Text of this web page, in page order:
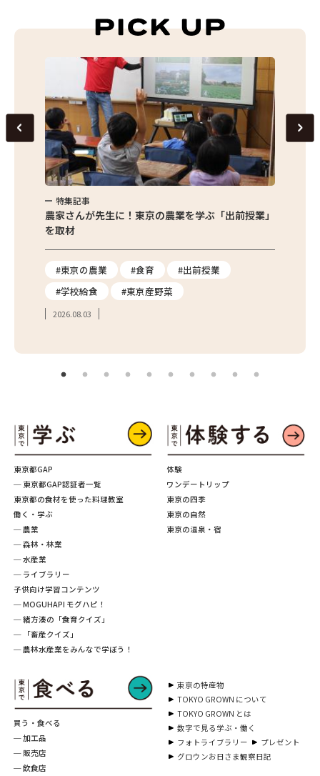
特集記事
農家さんが先生に！東京の農業を学ぶ「出前授業」
を取材
#東京の農業 #食育
#出前授業
#学校給食
#東京産野菜
2026.08.03
東京都GAP
─ 東京都GAP認証者一覧
東京都の食材を使った料理教室
働く・学ぶ
─ 農業
─ 森林・林業
─ 水産業
─ ライブラリー
子供向け学習コンテンツ
─ MOGUHAPI モグハピ！
─ 緒方湊の「食育クイズ」
─ 「畜産クイズ」
─ 農林水産業をみんなで学ぼう！
買う・食べる
─ 加工品
─ 販売店
─ 飲食店
体験
ワンデートリップ
東京の四季
東京の自然
東京の温泉・宿
東京の特産物
TOKYO GROWN について
TOKYO GROWN とは
数字で見る学ぶ・働く
フォトライブラリー
プレゼント
グロウンお日さま観察日記